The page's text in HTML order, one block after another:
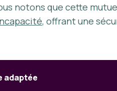
notons que cette
, offrant une
adaptée